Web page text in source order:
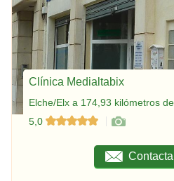
Clínica Medialtabix
Elche/Elx a 174,93 kilómetros
5,0